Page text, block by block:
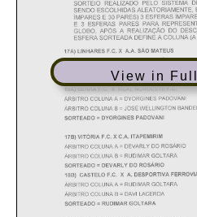
View in